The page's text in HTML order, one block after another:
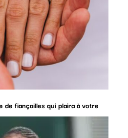
de fiançailles qui plaira à votre